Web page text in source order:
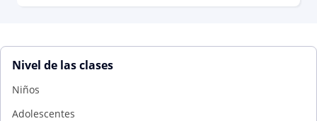
Nivel de las clases
Niños
Adolescentes